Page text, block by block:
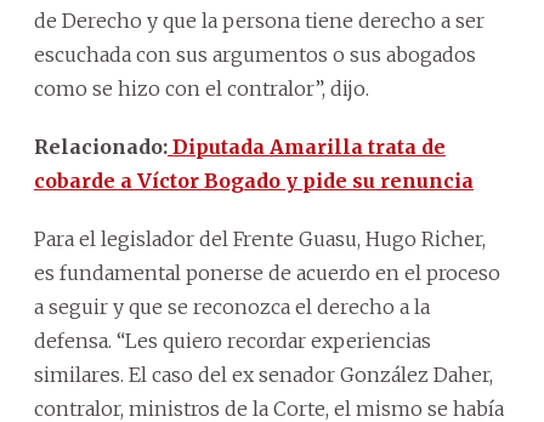
de Derecho y que la persona tiene derecho a ser
escuchada con sus argumentos o sus abogados
como se hizo con el contralor”, dijo.
Relacionado: Diputada Amarilla trata de
cobarde a Víctor Bogado y pide su renuncia
Para el legislador del Frente Guasu, Hugo Richer,
es fundamental ponerse de acuerdo en el proceso
a seguir y que se reconozca el derecho a la
defensa. “Les quiero recordar experiencias
similares. El caso del ex senador González Daher,
contralor, ministros de la Corte, el mismo se había